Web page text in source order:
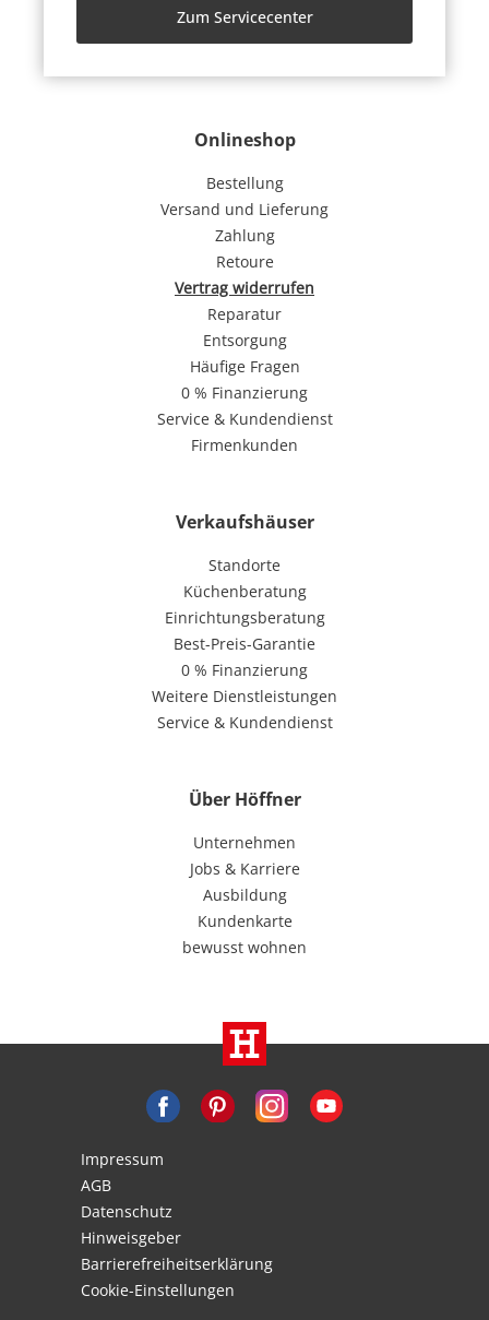
Onlineshop
Bestellung
Versand und Lieferung
Zahlung
Retoure
Vertrag widerrufen
Reparatur
Entsorgung
Häufige Fragen
0 % Finanzierung
Service & Kundendienst
Firmenkunden
Verkaufshäuser
Standorte
Küchenberatung
Einrichtungsberatung
Best-Preis-Garantie
0 % Finanzierung
Weitere Dienstleistungen
Service & Kundendienst
Über Höffner
Unternehmen
Jobs & Karriere
Ausbildung
Kundenkarte
bewusst wohnen
Zum Servicecenter
Impressum
AGB
Datenschutz
Hinweisgeber
Barrierefreiheitserklärung
Cookie-Einstellungen